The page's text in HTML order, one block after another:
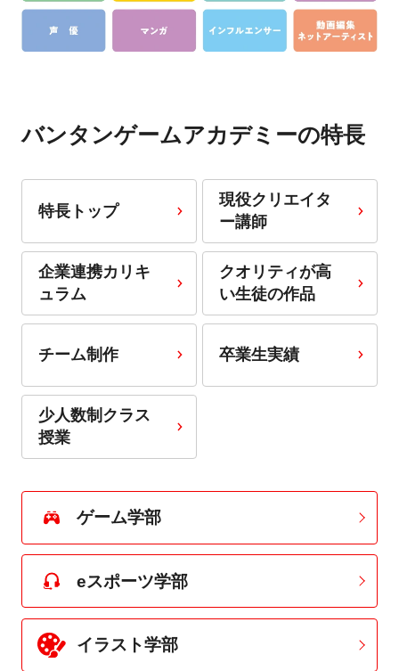
バンタンゲームアカデミーの特長
特長トップ
現役クリエイタ
ー講師
企業連携カリキ
ュラム
クオリティが高
い生徒の作品
チーム制作 卒業生実績
少人数制クラス
授業
ゲーム学部
eスポーツ学部
イラスト学部